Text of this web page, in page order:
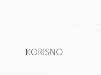
KORISNO